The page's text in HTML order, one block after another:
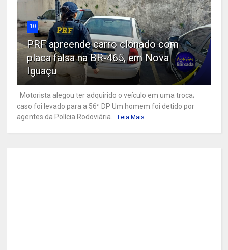
10
PRF apreende carro clonado com
placa falsa na BR-465, em Nova
Iguaçu
Motorista alegou ter adquirido o veículo em uma troca;
caso foi levado para a 56ª DP Um homem foi detido por
agentes da Polícia Rodoviária...
Leia Mais